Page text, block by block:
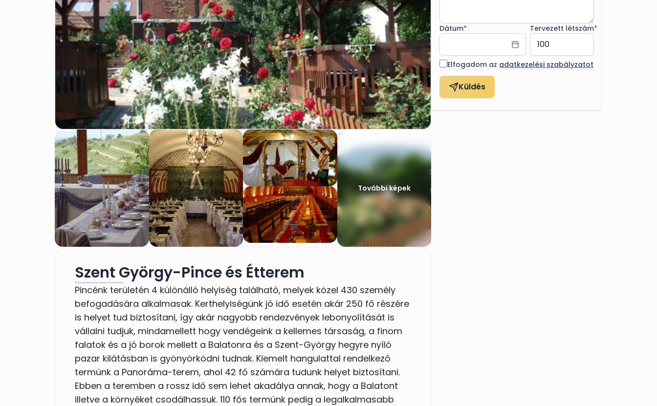
További képek
Szent György-Pince és Étterem
Pincénk területén 4 különálló helyiség található, melyek közel 430 személy
befogadására alkalmasak. Kerthelyiségünk jó idő esetén akár 250 fő részére
is helyet tud biztosítani, így akár nagyobb rendezvények lebonyolítását is
vállalni tudjuk, mindamellett hogy vendégeink a kellemes társaság, a finom
falatok és a jó borok mellett a Balatonra és a Szent-György hegyre nyíló
pazar kilátásban is gyönyörködni tudnak. Kiemelt hangulattal rendelkező
termünk a Panoráma-terem, ahol 42 fő számára tudunk helyet biztosítani.
Ebben a teremben a rossz idő sem lehet akadálya annak, hogy a Balatont
illetve a környéket csodálhassuk. 110 fős termünk pedig a legalkalmasabb
Dátum* Tervezett létszám*
Elfogadom az adatkezelési szabályzatot
Küldés